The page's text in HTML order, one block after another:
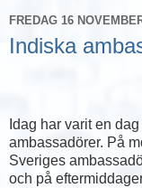
FREDAG 16
Indiska
Idag har varit en
ambassadörer. På
Sveriges
och på